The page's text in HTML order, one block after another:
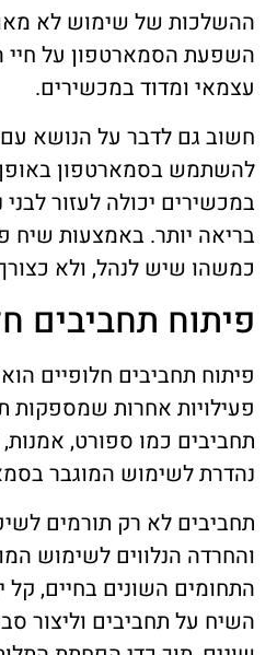
ההשלכות של שימוש לא
השפעת הסמארטפון על חיי
עצמאי ומדוד במכשירים.
חשוב גם לדבר על הנושא עם
להשתמש בסמארטפון
במכשירים יכולה לעזור
בריאה יותר. באמצעות שיח
כמשהו שיש לנהל, ולא
פיתוח תחביבים
פיתוח תחביבים חלופיים
פעילויות אחרות שמספקות
תחביבים כמו ספורט,
נהדרת לשימוש המוגבר
תחביבים לא רק תורמים
והחרדה הנלווים לשימוש
התחומים השונים בחיים, קל
השיח על תחביבים וליצור